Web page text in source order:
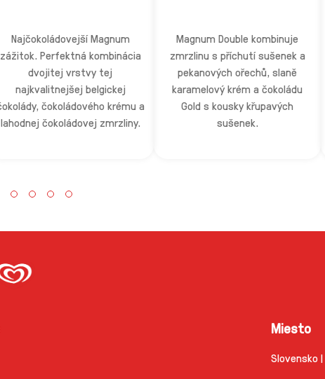
Najčokoládovejší Magnum
zážitok. Perfektná kombinácia
dvojitej vrstvy tej
najkvalitnejšej belgickej
čokoládového krému a
lahodnej čokoládovej zmrzliny.
Magnum Double kombinuje
zmrzlinu s příchutí sušenek a
pekanových ořechů, slaně
karamelový krém a čokoládu
Gold s kousky křupavých
sušenek.
Miesto
Slovensko |